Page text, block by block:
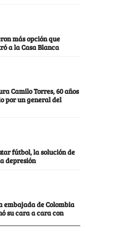
más opción que
a la Casa Blanca
Camilo Torres, 60 años
por un general del
fútbol, la solución de
depresión
embajada de Colombia
su cara a cara con